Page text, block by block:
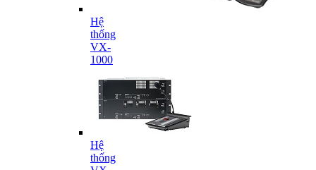
Hệ
thống
VX-
1000
Hệ
thống